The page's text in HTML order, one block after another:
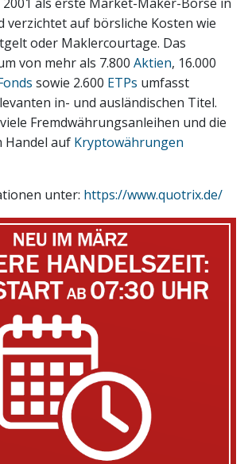
als erste Market-Maker-Börse in
verzichtet auf börsliche Kosten wie
oder Maklercourtage. Das
von mehr als 7.800 Aktien, 16.000
sowie 2.600 ETPs umfasst
in- und ausländischen Titel.
Fremdwährungsanleihen und die
Handel auf Kryptowährungen
unter: https://www.quotrix.de/